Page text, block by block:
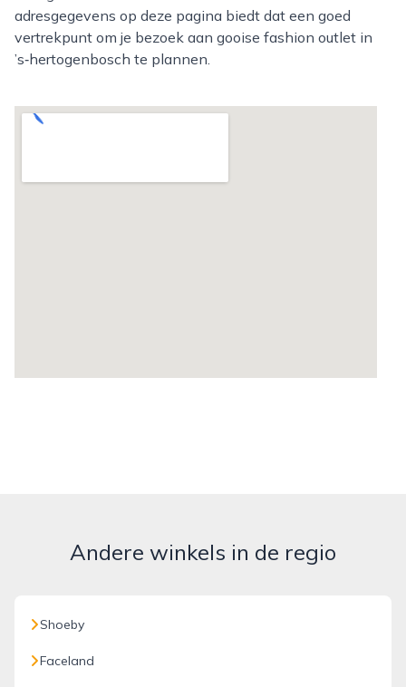
adresgegevens op deze pagina biedt dat een goed
vertrekpunt om je bezoek aan gooise fashion outlet in
’s‑hertogenbosch te plannen.
Andere winkels in de regio
Shoeby
Faceland